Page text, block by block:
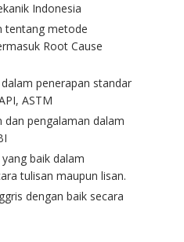
Indonesia
tentang metode
Root Cause
penerapan standar
ASTM
dan pengalaman dalam
baik dalam
tulisan maupun lisan.
dengan baik secara